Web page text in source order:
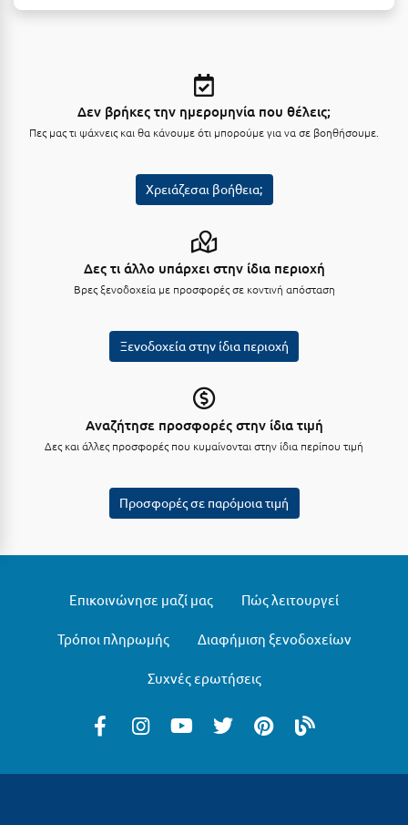
Λακόπετρα Αχαΐας
Λουτρά Πόζαρ
Λουτρά Υπάτης
Λούτσα
Μεσολόγγι
Δεν βρήκες την ημερομηνία που θέλεις;
Πες μας τι ψάχνεις και θα κάνουμε ότι μπορούμε για να σε βοηθήσουμε.
Χρειάζεσαι βοήθεια;
Δες τι άλλο υπάρχει στην ίδια περιοχή
Βρες ξενοδοχεία με προσφορές σε κοντινή απόσταση
Ξενοδοχεία στην ίδια περιοχή
Αναζήτησε προσφορές στην ίδια τιμή
Δες και άλλες προσφορές που κυμαίνονται στην ίδια περίπου τιμή
Προσφορές σε παρόμοια τιμή
Επικοινώνησε μαζί μας Πώς λειτουργεί
Τρόποι πληρωμής Διαφήμιση ξενοδοχείων
Συχνές ερωτήσεις